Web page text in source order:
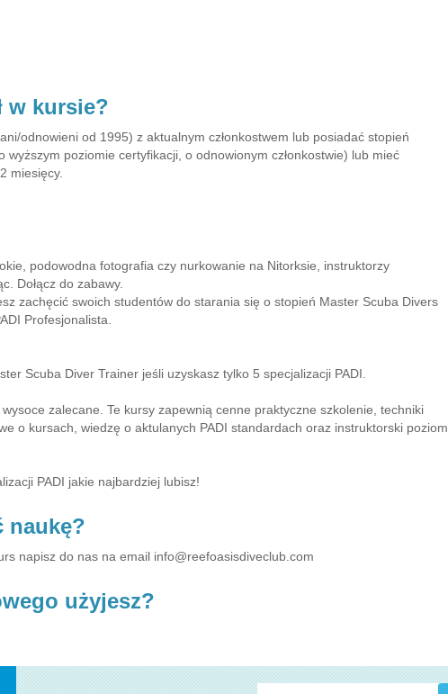
w kursie?
odnowieni od 1995) z aktualnym członkostwem lub posiadać stopień
poziomie certyfikacji, o odnowionym członkostwie) lub mieć
miesięcy.
podowodna fotografia czy nurkowanie na Nitorksie, instruktorzy
Dołącz do zabawy.
zachęcić swoich studentów do starania się o stopień Master Scuba Divers
Profesjonalista.
Scuba Diver Trainer jeśli uzyskasz tylko 5 specjalizacji PADI.
zalecane. Te kursy zapewnią cenne praktyczne szkolenie, techniki
o kursach, wiedzę o aktulanych PADI standardach oraz instruktorski poziom
PADI jakie najbardziej lubisz!
naukę?
napisz do nas na email info@reefoasisdiveclub.com
użyjesz?